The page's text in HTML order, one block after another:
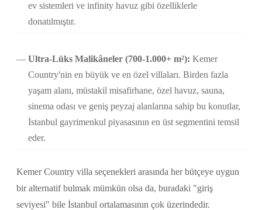
ev sistemleri ve infinity havuz gibi özelliklerle
donatılmıştır.
Ultra-Lüks Malikâneler (700-1.000+ m²): Kemer
Country'nin en büyük ve en özel villaları. Birden fazla
yaşam alanı, müstakil misafirhane, özel havuz, sauna,
sinema odası ve geniş peyzaj alanlarına sahip bu konutlar,
İstanbul gayrimenkul piyasasının en üst segmentini temsil
eder.
Kemer Country villa seçenekleri arasında her bütçeye uygun
bir alternatif bulmak mümkün olsa da, buradaki "giriş
seviyesi" bile İstanbul ortalamasının çok üzerindedir.